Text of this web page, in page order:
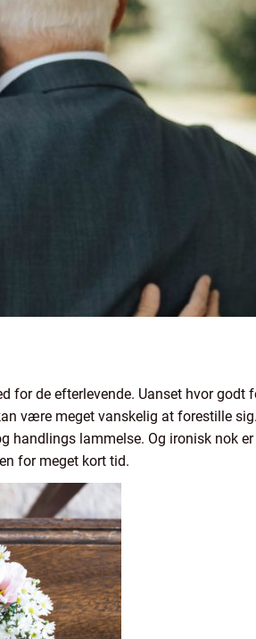
de efterlevende. Uanset hvor godt
være meget vanskelig at forestille
handlings lammelse. Og ironisk nok
for meget kort tid.